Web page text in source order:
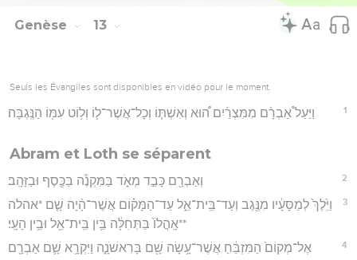
Genèse 13
Seuls les Évangiles sont disponibles en vidéo pour le moment.
1 וַיַּעַל֩ אַבְרָ֨ם מִמִּצְרַ֜יִם ה֠וּא וְאִשְׁתּ֧וֹ וְכָל־אֲשֶׁר־ל֛וֹ וְל֥וֹט עִמּ֖וֹ הַנֶּֽגְבָּה׃
Abram et Loth se séparent
2 וְאַבְרָ֖ם כָּבֵ֣ד מְאֹ֑ד בַּמִּקְנֶ֕ה בַּכֶּ֖סֶף וּבַזָּהָֽב׃
3
וַיֵּ֙לֶךְ֙ לְמַסָּעָ֔יו מִנֶּ֖גֶב וְעַד־בֵּֽית־אֵ֑ל עַד־הַמָּק֗וֹם אֲשֶׁר־הָ֨יָה שָׁ֤ם *אהלה
**אָֽהֳלוֹ֙ בַּתְּחִלָּ֔ה בֵּ֥ין בֵּֽית־אֵ֖ל וּבֵ֥ין הָעָֽי׃
4
אֶל־מְקוֹם֙ הַמִּזְבֵּ֔חַ אֲשֶׁר־עָ֥שָׂה שָׁ֖ם בָּרִאשֹׁנָ֑ה וַיִּקְרָ֥א שָׁ֛ם אַבְרָ֖ם